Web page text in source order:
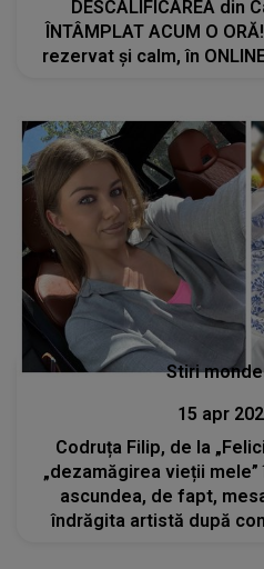
DESCALIFICAREA din
ÎNTÂMPLAT ACUM O
rezervat și calm, în
Stiri
15 apr
Codruța Filip, de la
„dezamăgirea vieții mele”
ascundea, de fapt,
îndrăgita artistă după